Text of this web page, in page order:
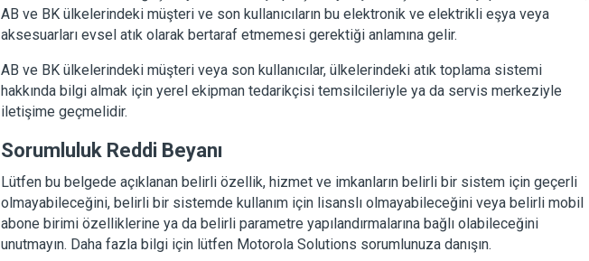
AB ve BK ülkelerindeki müşteri ve son kullanıcıların bu elektronik ve elektrikli eşya veya
aksesuarları evsel atık olarak bertaraf etmemesi gerektiği anlamına gelir.
AB ve BK ülkelerindeki müşteri veya son kullanıcılar, ülkelerindeki atık toplama sistemi
hakkında bilgi almak için yerel ekipman tedarikçisi temsilcileriyle ya da servis merkeziyle
iletişime geçmelidir.
Sorumluluk Reddi Beyanı
Lütfen bu belgede açıklanan belirli özellik, hizmet ve imkanların belirli bir sistem için geçerli
olmayabileceğini, belirli bir sistemde kullanım için lisanslı olmayabileceğini veya belirli mobil
abone birimi özelliklerine ya da belirli parametre yapılandırmalarına bağlı olabileceğini
unutmayın. Daha fazla bilgi için lütfen Motorola Solutions sorumlunuza danışın.